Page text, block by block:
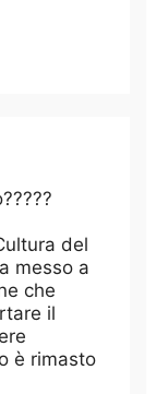
del
messo a
che
il
è rimasto